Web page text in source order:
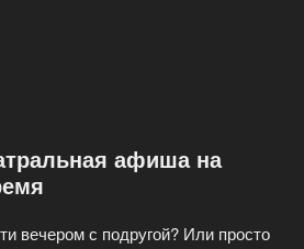
афиша на
вечером с подругой? Или просто